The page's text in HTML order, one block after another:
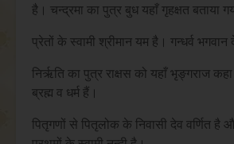
है। चन्द्रमा का पुत्र बुध यहाँ गृहक्षत बताया
प्रेतों के स्वामी श्रीमान यम है। गन्धर्व
निर्ऋति का पुत्र राक्षस को यहाँ भृङ्गराज
ब्रह्म व धर्म हैं।
पितृगणों से पितृलोक के निवासी देव वर्णित है